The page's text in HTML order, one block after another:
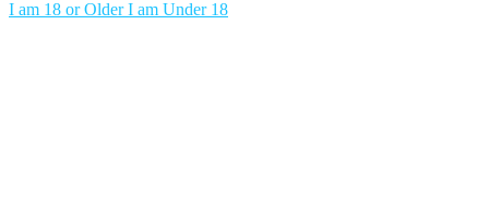
I am 18 or OlderI am Under 18